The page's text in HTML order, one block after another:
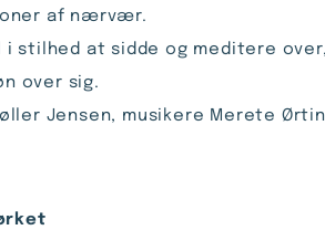
af nærvær.
stilhed at sidde og meditere
over sig.
Jensen, musikere Merete